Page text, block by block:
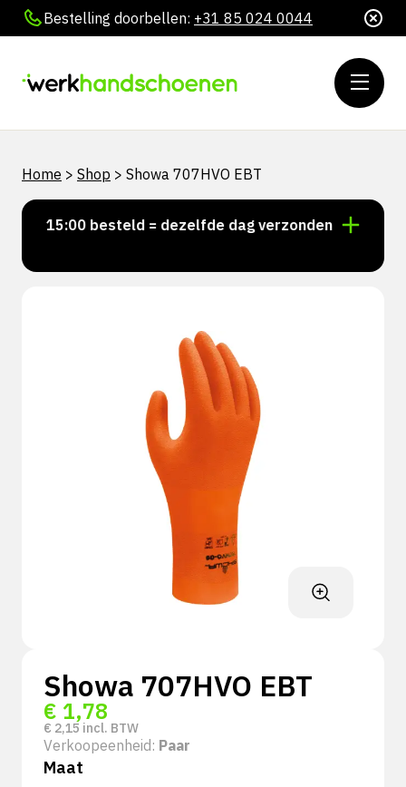
Bestelling doorbellen: +31 85 024 0044
Home > Shop > Showa 707HVO EBT
15:00 besteld = dezelfde dag verzonden
Showa 707HVO EBT
€ 1,78
€ 2,15 incl. BTW
Verkoopeenheid: Paar
Maat